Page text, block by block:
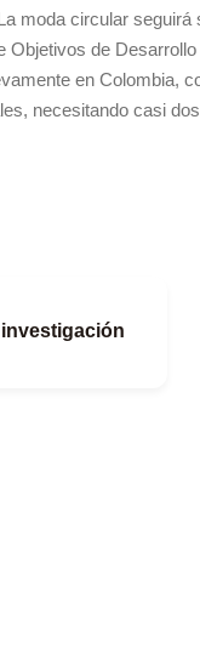
moda circular
Objetivos de
en Colombia,
necesitando casi